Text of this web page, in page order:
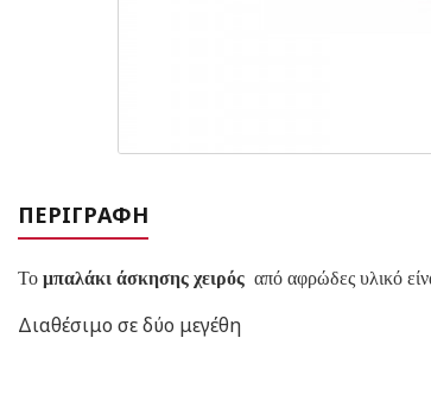
ΠΕΡΙΓΡΑΦΉ
Το μπαλάκι άσκησης χειρός από αφρώδες υλικό
Διαθέσιμο σε δύο μεγέθη